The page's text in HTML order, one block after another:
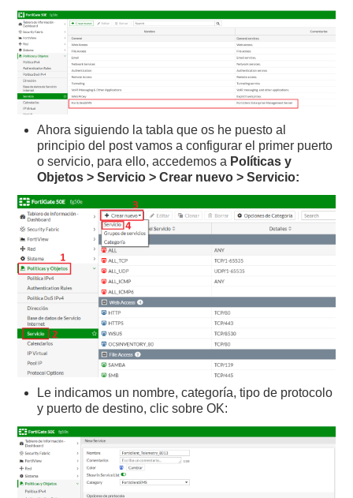
Ahora siguiendo la tabla que os he puesto al
principio del post vamos a configurar el primer puerto
o servicio, para ello, accedemos a Políticas y
Objetos > Servicio > Crear nuevo > Servicio:
Le indicamos un nombre, categoría, tipo de protocolo
y puerto de destino, clic sobre OK: